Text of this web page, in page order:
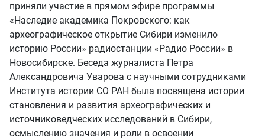
приняли участие в прямом эфире программы
«Наследие академика Покровского: как
археографическое открытие Сибири изменило
историю России» радиостанции «Радио России» в
Новосибирске. Беседа журналиста Петра
Александровича Уварова с научными сотрудниками
Института истории СО РАН была посвящена истории
становления и развития археографических и
источниковедческих исследований в Сибири,
осмыслению значения и роли в освоении